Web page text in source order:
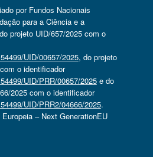
por Fundos Nacionais
para a Ciência e a
projeto UID/657/2025 com o
UID/00657/2025, do projeto
o identificador
UID/PRR/00657/2025e do
2025 com o identificador
UID/PRR2/04666/2025.
– Next GenerationEU